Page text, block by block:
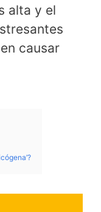
alta y el
causar